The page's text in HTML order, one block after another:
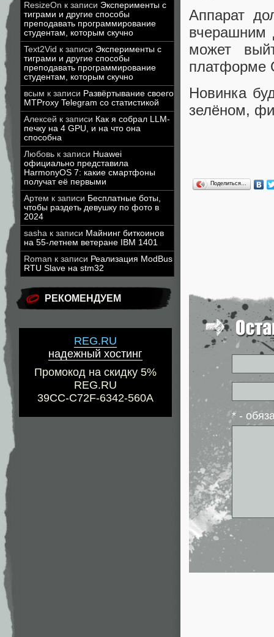
ResizeOn к записи Эксперименты с
тиграми и другие способы
преподавать программирование
студентам, которым скучно
Text2Vid к записи Эксперименты с
тиграми и другие способы
преподавать программирование
студентам, которым скучно
всым к записи Развёртывание своего
MTProxy Telegram со статистикой
Алексей к записи Как я собрал LLM-
печку на 4 GPU, и на что она
способна
Любовь к записи Huawei
официально представила
HarmonyOS 7: какие смартфоны
получат её первыми
Артем к записи Бесплатные боты,
чтобы раздеть девушку по фото в
2024
sasha к записи Майнинг биткоинов
на 55-летнем ветеране IBM 1401
Roman к записи Реализация ModBus
RTU Slave на stm32
РЕКОМЕНДУЕМ
REG.RU
надежный хостинг
Промокод на скидку 5%
REG.RU
39CC-C72F-6342-560A
Аппарат
может
платформе
Новинка
зелёном,
Поделиться…
* -